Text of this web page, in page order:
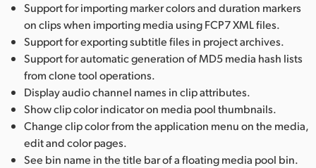
Support for importing marker colors and duration markers
on clips when importing media using FCP7 XML files.
Support for exporting subtitle files in project archives.
Support for automatic generation of MD5 media hash lists
from clone tool operations.
Display audio channel names in clip attributes.
Show clip color indicator on media pool thumbnails.
Change clip color from the application menu on the media,
edit and color pages.
See bin name in the title bar of a floating media pool bin.